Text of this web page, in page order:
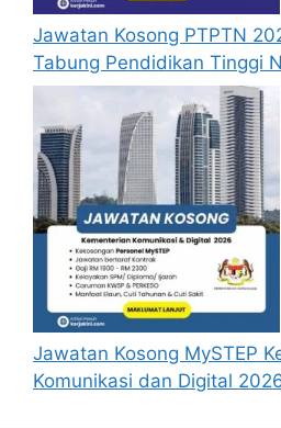
Jawatan Kosong PTPTN
Tabung Pendidikan Tinggi
Jawatan Kosong MySTEP
Komunikasi dan Digital